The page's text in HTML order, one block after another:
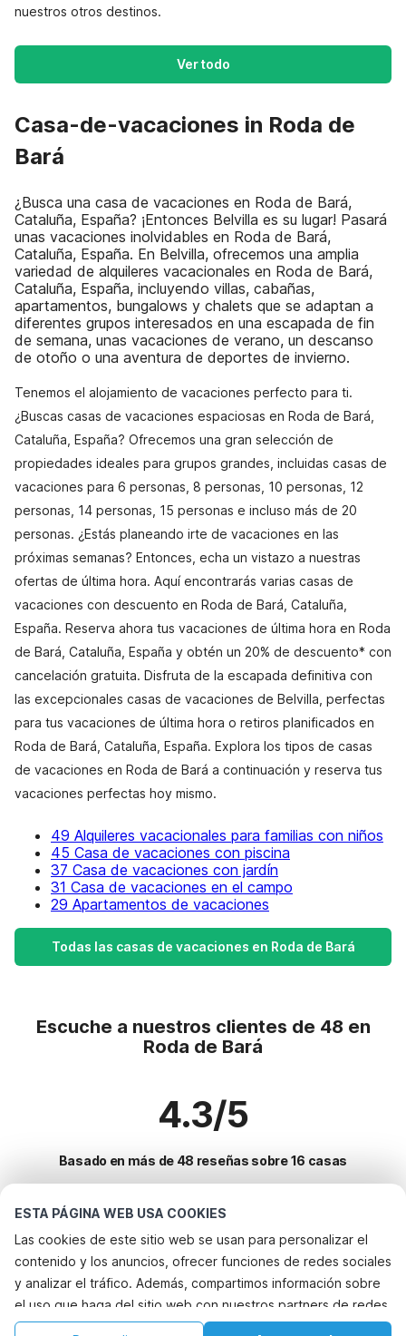
ESTA PÁGINA WEB USA COOKIES
Las cookies de este sitio web se usan para personalizar el
contenido y los anuncios, ofrecer funciones de redes sociales
y analizar el tráfico. Además, compartimos información sobre
el uso que haga del sitio web con nuestros partners de redes
sociales, publicidad y análisis web, quienes pueden
nuestros otros destinos.
Ver todo
Casa-de-vacaciones in Roda de
Bará
¿Busca una casa de vacaciones en Roda de Bará,
Cataluña, España? ¡Entonces Belvilla es su lugar! Pasará
unas vacaciones inolvidables en Roda de Bará,
Cataluña, España. En Belvilla, ofrecemos una amplia
variedad de alquileres vacacionales en Roda de Bará,
Cataluña, España, incluyendo villas, cabañas,
apartamentos, bungalows y chalets que se adaptan a
diferentes grupos interesados en una escapada de fin
de semana, unas vacaciones de verano, un descanso
de otoño o una aventura de deportes de invierno.
Tenemos el alojamiento de vacaciones perfecto para ti.
¿Buscas casas de vacaciones espaciosas en Roda de Bará,
Cataluña, España? Ofrecemos una gran selección de
propiedades ideales para grupos grandes, incluidas casas de
vacaciones para 6 personas, 8 personas, 10 personas, 12
personas, 14 personas, 15 personas e incluso más de 20
personas. ¿Estás planeando irte de vacaciones en las
próximas semanas? Entonces, echa un vistazo a nuestras
ofertas de última hora. Aquí encontrarás varias casas de
vacaciones con descuento en Roda de Bará, Cataluña,
España. Reserva ahora tus vacaciones de última hora en Roda
de Bará, Cataluña, España y obtén un 20% de descuento* con
cancelación gratuita. Disfruta de la escapada definitiva con
las excepcionales casas de vacaciones de Belvilla, perfectas
para tus vacaciones de última hora o retiros planificados en
Roda de Bará, Cataluña, España. Explora los tipos de casas
de vacaciones en Roda de Bará a continuación y reserva tus
vacaciones perfectas hoy mismo.
49 Alquileres vacacionales para familias con niños
45 Casa de vacaciones con piscina
37 Casa de vacaciones con jardín
31 Casa de vacaciones en el campo
29 Apartamentos de vacaciones
Todas las casas de vacaciones en Roda de Bará
Escuche a nuestros clientes de 48 en
Roda de Bará
4.3/5
Basado en más de 48 reseñas sobre 16 casas
Destinos más populares para vacaciones
Ciudades con los mejores servicios para vacaciones
Casa de vacaciones con jardín oosterend-terschelling
Alquileres vacacionales para familias con niños jornets
Servicios populares para vacaciones en Roda-de-bara